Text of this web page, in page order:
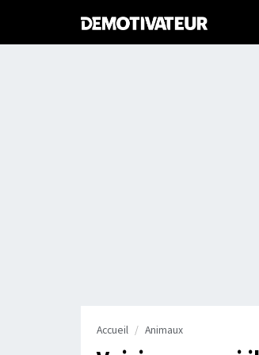
Accueil Animaux